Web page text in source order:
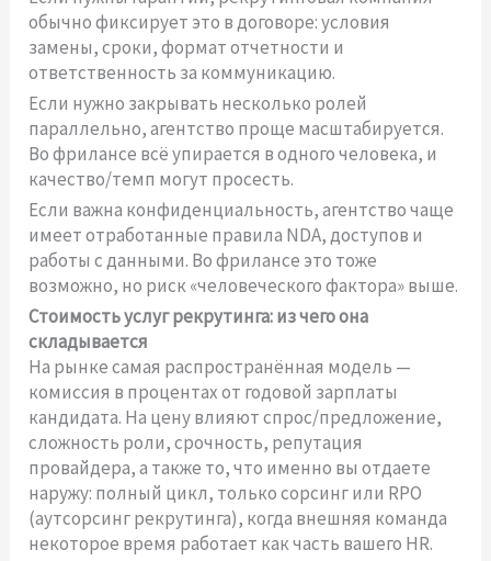
обычно фиксирует это в договоре: условия
замены, сроки, формат отчетности и
ответственность за коммуникацию.
Если нужно закрывать несколько ролей
параллельно, агентство проще масштабируется.
Во фрилансе всё упирается в одного человека, и
качество/темп могут просесть.
Если важна конфиденциальность, агентство чаще
имеет отработанные правила NDA, доступов и
работы с данными. Во фрилансе это тоже
возможно, но риск «человеческого фактора» выше.
Стоимость услуг рекрутинга: из чего она
складывается
На рынке самая распространённая модель —
комиссия в процентах от годовой зарплаты
кандидата. На цену влияют спрос/предложение,
сложность роли, срочность, репутация
провайдера, а также то, что именно вы отдаете
наружу: полный цикл, только сорсинг или RPO
(аутсорсинг рекрутинга), когда внешняя команда
некоторое время работает как часть вашего HR.